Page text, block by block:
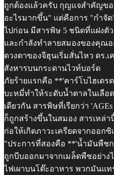
ถูกต้องแล้วครับ กุญแจสำคัญข
อะไรมากขึ้น" แต่คือการ "กำจั
ไปก่อน มีสารพิษ 5 ชนิดที่แฝง
และกำลังทำลายสมองของคุณอ
ดวงตาของจีฮุนเริ่มสั่นไหว ดร.
สังหารบนกระดานไวท์บอร์ด
ภัยร้ายแรกคือ **'คาร์โบไฮเด
บะหมี่ทำให้ระดับน้ำตาลในเลือ
เดียวกัน สารพิษที่เรียกว่า 'AGEs
ก็ถูกสร้างขึ้นในสมอง สารเหล่า
ก่อให้เกิดภาวะเครียดจากออก
"ประการที่สองคือ **'น้ำมันพืช
ถูกบีบออกมาจากเมล็ดพืชอย่าง
ไฟเผาบนโต๊ะอาหาร พวกมันแ